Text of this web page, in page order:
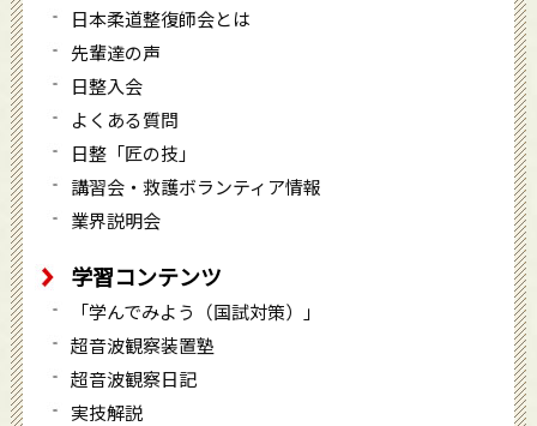
日本柔道整復師会とは
先輩達の声
日整入会
よくある質問
日整「匠の技」
講習会・救護ボランティア情報
業界説明会
学習コンテンツ
「学んでみよう（国試対策）」
超音波観察装置塾
超音波観察日記
実技解説